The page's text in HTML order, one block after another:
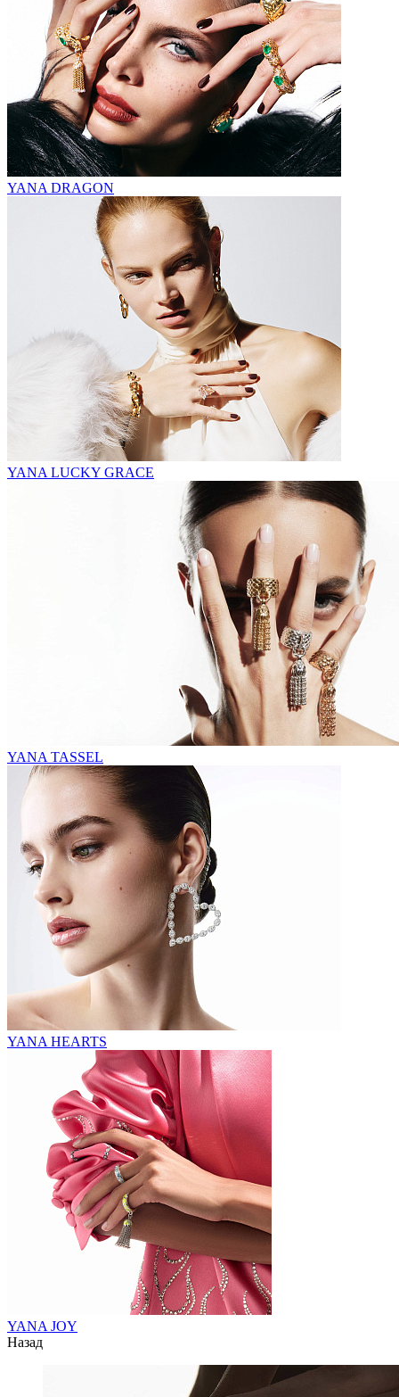
YANA DRAGON
YANA LUCKY GRACE
YANA TASSEL
YANA HEARTS
YANA JOY
Назад